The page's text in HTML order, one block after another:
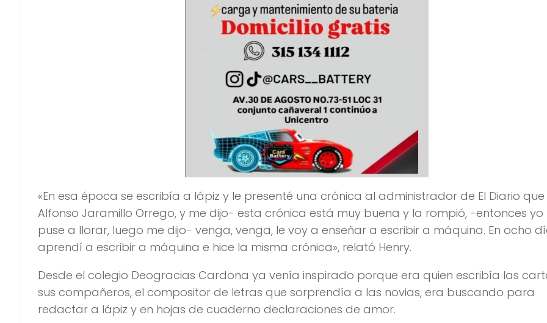
«En esa época se escribía a lápiz y le presenté una crónica al administrador de El Diario
Alfonso Jaramillo Orrego, y me dijo- esta crónica está muy buena y la rompió, -entonces yo
puse a llorar, luego me dijo- venga, venga, le voy a enseñar a escribir a máquina. En ocho
aprendí a escribir a máquina e hice la misma crónica», relató Henry.
Desde el colegio Deogracias Cardona ya venía inspirado porque era quien escribía las
sus compañeros, el compositor de letras que sorprendía a las novias, era buscando para
redactar a lápiz y en hojas de cuaderno declaraciones de amor.